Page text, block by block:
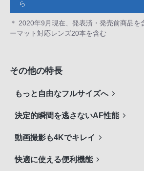
ら
＊ 2020年9月現在、発表済・発売前商品を
ーマット対応レンズ20本を含む
その他の特長
もっと自由なフルサイズへ
決定的瞬間を逃さないAF性能
動画撮影も4Kでキレイ
快適に使える便利機能